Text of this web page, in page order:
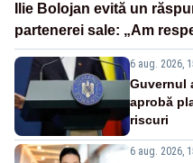
Ilie Bolojan evită un
partenerei sale: „Am
6 aug. 2026,
Guvernul
aprobă
riscuri
6 aug. 2026,